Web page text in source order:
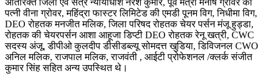
पत्नी वीना ग्रोवर, महिंद्रा फास्टर लिमिटेड की एमडी पूनम विग, निधीमा विग,
DEO रोहतक मनजीत मलिक, जिला परिषद रोहतक चेयर पर्सन मंजू हुड्डा,
रोहतक की चेयरपर्सन आशा आहूजा डिप्टी DEO रोहतक रेनू खत्री, CWC
सदस्य अंजू, डीपीओ कुलदीप डीसीडब्ल्यू सोमदत्त खुडिया, डिविजनल CWO
अनिल मलिक, राजपाल मलिक, राजवंती , आईटी प्रोफेशनल /क्लर्क संजीत
कुमार सिंह सहित अन्य उपस्थित थे।